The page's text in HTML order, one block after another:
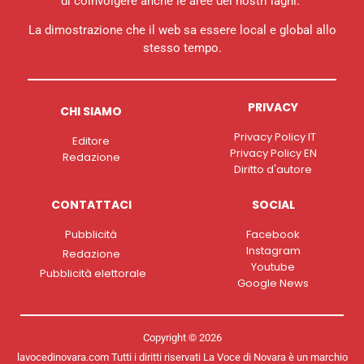
La dimostrazione che il web sa essere local e global allo
stesso tempo.
CHI SIAMO
Editore
Redazione
PRIVACY
Privacy Policy IT
Privacy Policy EN
Diritto d'autore
CONTATTACI
Pubblicità
Redazione
Pubblicità elettorale
SOCIAL
Facebook
Instagram
Youtube
Google News
Copyright © 2026
lavocedinovara.com Tutti i diritti riservati La Voce di Novara è un marchio